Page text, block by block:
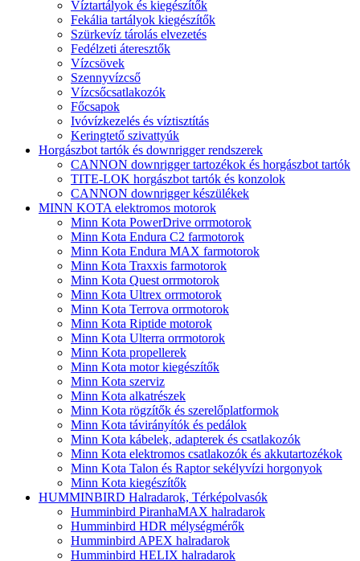
Víztartályok és kiegészítők
Fekália tartályok kiegészítők
Szürkevíz tárolás elvezetés
Fedélzeti áteresztők
Vízcsövek
Szennyvízcső
Vízcsőcsatlakozók
Főcsapok
Ivóvízkezelés és víztisztítás
Keringtető szivattyúk
Horgászbot tartók és downrigger rendszerek
CANNON downrigger tartozékok és horgászbot tartók
TITE-LOK horgászbot tartók és konzolok
CANNON downrigger készülékek
MINN KOTA elektromos motorok
Minn Kota PowerDrive orrmotorok
Minn Kota Endura C2 farmotorok
Minn Kota Endura MAX farmotorok
Minn Kota Traxxis farmotorok
Minn Kota Quest orrmotorok
Minn Kota Ultrex orrmotorok
Minn Kota Terrova orrmotorok
Minn Kota Riptide motorok
Minn Kota Ulterra orrmotorok
Minn Kota propellerek
Minn Kota motor kiegészítők
Minn Kota szerviz
Minn Kota alkatrészek
Minn Kota rögzítők és szerelőplatformok
Minn Kota távirányítók és pedálok
Minn Kota kábelek, adapterek és csatlakozók
Minn Kota elektromos csatlakozók és akkutartozékok
Minn Kota Talon és Raptor sekélyvízi horgonyok
Minn Kota kiegészítők
HUMMINBIRD Halradarok, Térképolvasók
Humminbird PiranhaMAX halradarok
Humminbird HDR mélységmérők
Humminbird APEX halradarok
Humminbird HELIX halradarok